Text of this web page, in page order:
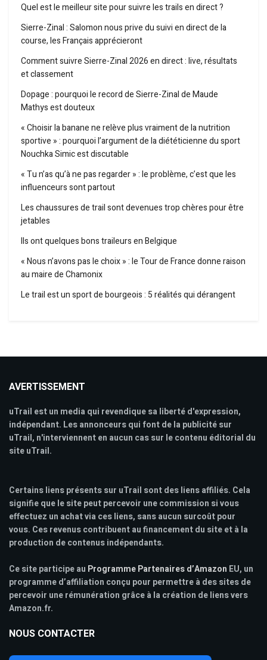
Quel est le meilleur site pour suivre les trails en direct ?
Sierre-Zinal : Salomon nous prive du suivi en direct de la
course, les Français apprécieront
Comment suivre Sierre-Zinal 2026 en direct : live, résultats
et classement
Dopage : pourquoi le record de Sierre-Zinal de Maude
Mathys est douteux
« Choisir la banane ne relève plus vraiment de la nutrition
sportive » : pourquoi l’argument de la diététicienne du sport
Nouchka Simic est discutable
« Tu n’as qu’à ne pas regarder » : le problème, c’est que les
influenceurs sont partout
Les chaussures de trail sont devenues trop chères pour être
jetables
Ils ont quelques bons traileurs en Belgique
« Nous n’avons pas le choix » : le Tour de France donne raison
au maire de Chamonix
Le trail est un sport de bourgeois : 5 réalités qui dérangent
AVERTISSEMENT
uTrail est un media qui revendique sa liberté d'expression,
indépendant. Les annonceurs qui font de la publicité sur
uTrail, n'interviennent en aucun cas sur le contenu éditorial du
site uTrail.
Certains liens présents sur uTrail sont des liens affiliés. Cela
signifie que le site peut percevoir une commission si vous
effectuez un achat via ces liens, sans aucun surcoût pour
vous. Ces revenus contribuent au financement du site et à la
production de contenus indépendants.
Ce site participe au Programme Partenaires d’Amazon EU, un
programme d’affiliation conçu pour permettre à des sites de
percevoir une rémunération grâce à la création de liens vers
Amazon.fr.
NOUS CONTACTER